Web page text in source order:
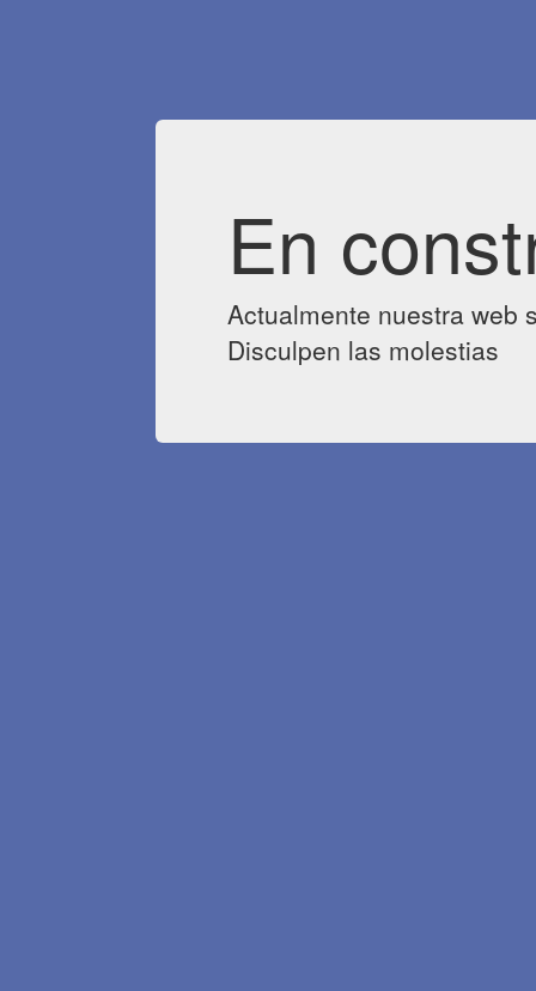
En
Actualmente nuestra web
Disculpen las molestias